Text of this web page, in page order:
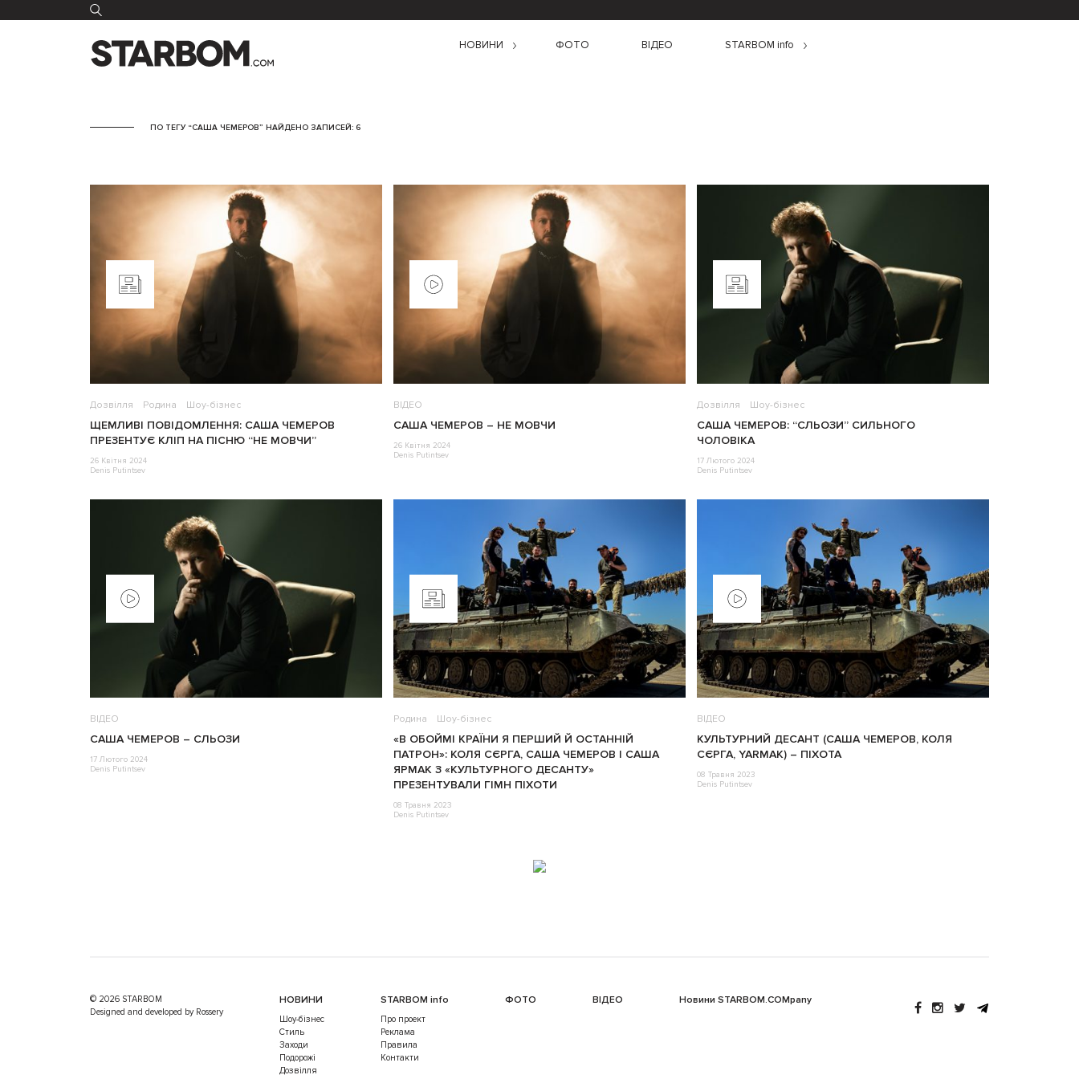
НОВИНИ ФОТО ВІДЕО STARBOM info
ПО ТЕГУ “САША ЧЕМЕРОВ” НАЙДЕНО ЗАПИСЕЙ: 6
Дозвілля Родина Шоу-бізнес
ЩЕМЛИВІ ПОВІДОМЛЕННЯ: САША ЧЕМЕРОВ
ПРЕЗЕНТУЄ КЛІП НА ПІСНЮ “НЕ МОВЧИ”
26 Квітня 2024
Denis Putintsev
ВІДЕО
САША ЧЕМЕРОВ – НЕ МОВЧИ
26 Квітня 2024
Denis Putintsev
Дозвілля Шоу-бізнес
САША ЧЕМЕРОВ: “СЛЬОЗИ” СИЛЬНОГО
ЧОЛОВІКА
17 Лютого 2024
Denis Putintsev
ВІДЕО
САША ЧЕМЕРОВ – СЛЬОЗИ
17 Лютого 2024
Denis Putintsev
Родина Шоу-бізнес
«В ОБОЙМІ КРАЇНИ Я ПЕРШИЙ Й ОСТАННІЙ
ПАТРОН»: КОЛЯ СЄРГА, САША ЧЕМЕРОВ І САША
ЯРМАК З «КУЛЬТУРНОГО ДЕСАНТУ»
ПРЕЗЕНТУВАЛИ ГІМН ПІХОТИ
08 Травня 2023
Denis Putintsev
ВІДЕО
КУЛЬТУРНИЙ ДЕСАНТ (САША ЧЕМЕРОВ, КОЛЯ
СЄРГА, YARMAK) – ПІХОТА
08 Травня 2023
Denis Putintsev
© 2026 STARBOM
Designed and developed by Rossery
НОВИНИ
Шоу-бізнес
Стиль
Заходи
Подорожі
Дозвілля
STARBOM info
Про проект
Реклама
Правила
Контакти
ФОТО ВІДЕО Новини STARBOM.COMpany